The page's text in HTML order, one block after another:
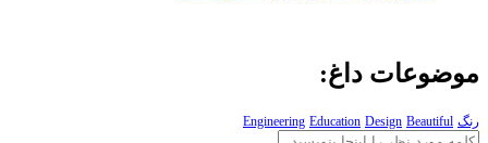
موضوعات داغ:
رنگ Engineering Education Design Beautiful